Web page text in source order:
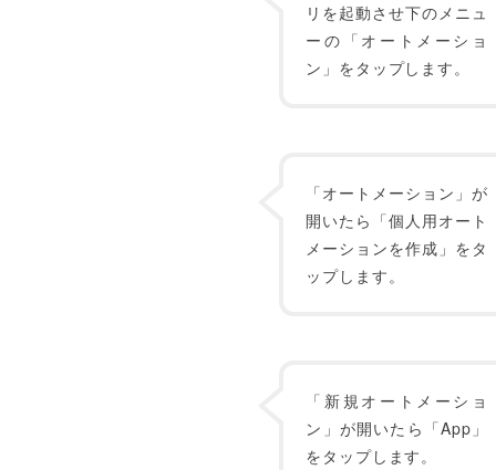
リを起動させ下のメニュ
ーの「オートメーショ
ン」をタップします。
「オートメーション」が
開いたら「個人用オート
メーションを作成」をタ
ップします。
「新規オートメーショ
ン」が開いたら「App」
をタップします。